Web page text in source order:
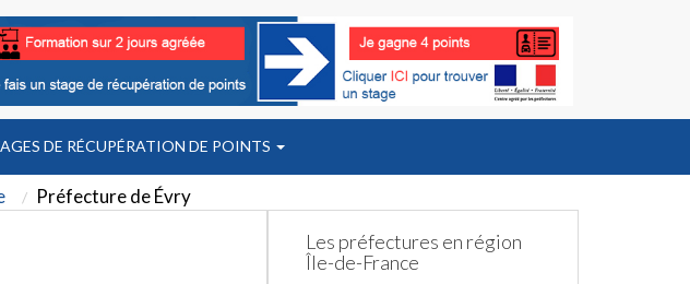
DE RÉCUPÉRATION DE POINTS
Préfecture de Évry
Les préfectures en région
Île-de-France